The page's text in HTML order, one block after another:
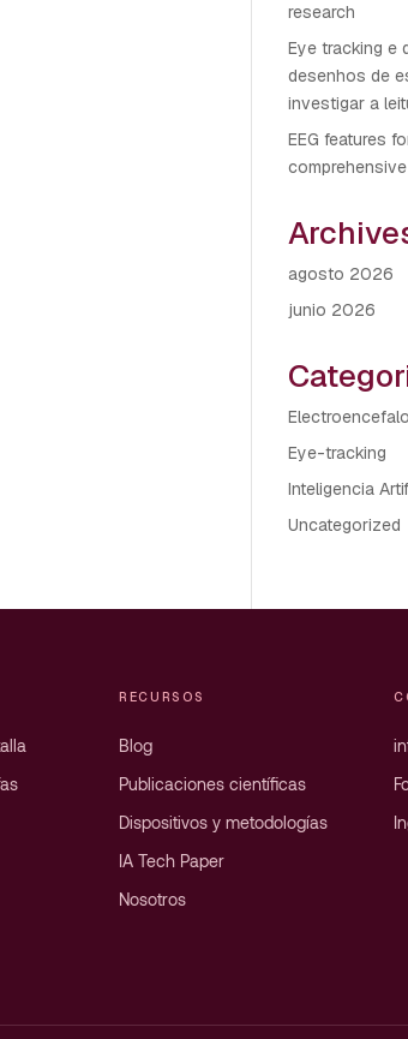
research
Eye tracking e
desenhos de
investigar a
EEG features
agosto 2026
junio 2026
Eye-tracking
Inteligencia
Uncategorized
RECURSOS
Blog
Publicaciones científicas
Dispositivos y metodologías
IA Tech Paper
Nosotros